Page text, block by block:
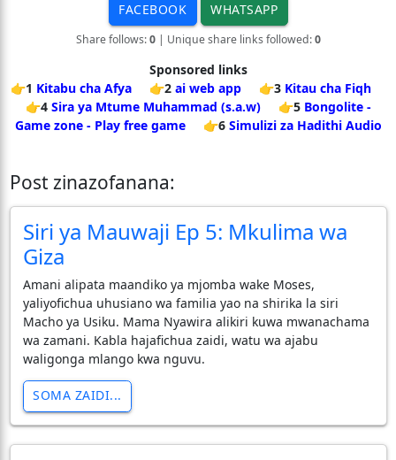
FACEBOOK WHATSAPP
Share follows:0| Unique share links followed:0
Sponsored links
👉1 Kitabu cha Afya 👉2 ai web app 👉3 Kitau cha Fiqh
👉4 Sira ya Mtume Muhammad (s.a.w) 👉5 Bongolite -
Game zone - Play free game
👉6 Simulizi za Hadithi Audio
Post zinazofanana:
Siri ya Mauwaji Ep 5: Mkulima wa
Giza
Amani alipata maandiko ya mjomba wake Moses,
yaliyofichua uhusiano wa familia yao na shirika la siri
Macho ya Usiku. Mama Nyawira alikiri kuwa mwanachama
wa zamani. Kabla hajafichua zaidi, watu wa ajabu
waligonga mlango kwa nguvu.
SOMA ZAIDI...